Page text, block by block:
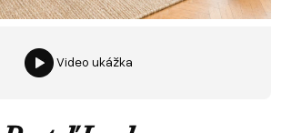
Video ukážka